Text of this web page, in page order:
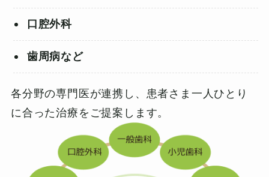
口腔外科
歯周病など
各分野の専門医が連携し、患者さま一人ひとり
に合った治療をご提案します。